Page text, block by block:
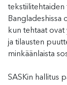
tekstiilitehtaiden
Bangladeshissa
kun tehtaat
ja tilausten
minkäänlaista
SASKin hallitus